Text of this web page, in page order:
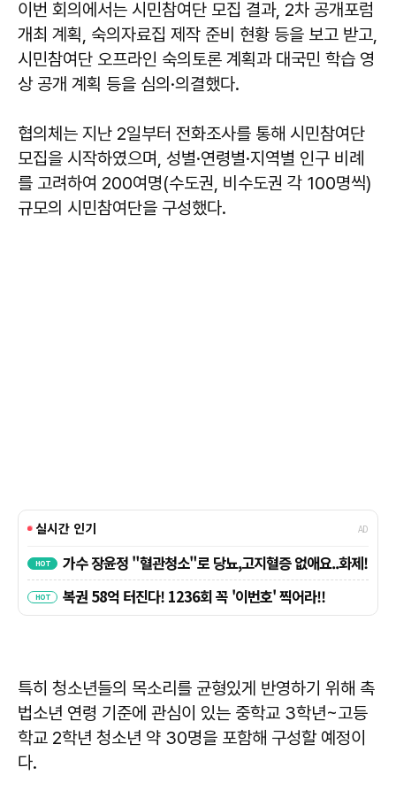
이번 회의에서는 시민참여단 모집 결과, 2차 공개포럼
개최 계획, 숙의자료집 제작 준비 현황 등을 보고 받고,
시민참여단 오프라인 숙의토론 계획과 대국민 학습 영
상 공개 계획 등을 심의·의결했다.
협의체는 지난 2일부터 전화조사를 통해 시민참여단
모집을 시작하였으며, 성별·연령별·지역별 인구 비례
를 고려하여 200여명(수도권, 비수도권 각 100명씩)
규모의 시민참여단을 구성했다.
특히 청소년들의 목소리를 균형있게 반영하기 위해 촉
법소년 연령 기준에 관심이 있는 중학교 3학년~고등
학교 2학년 청소년 약 30명을 포함해 구성할 예정이
다.